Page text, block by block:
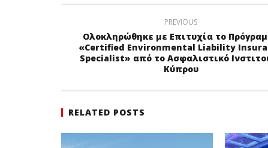
PREVIOUS
Ολοκληρώθηκε με Επιτυχία το
«Certified Environmental Liability
Specialist» από το Ασφαλιστικό
Κύπρου
RELATED POSTS